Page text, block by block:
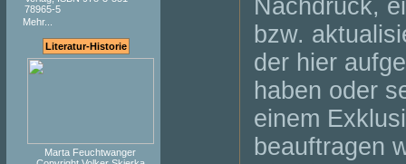
78965-5
Mehr...
Literatur-Historie
Marta Feuchtwanger
Nachdruck,
bzw.
der hier
haben oder
einem
beauftragen